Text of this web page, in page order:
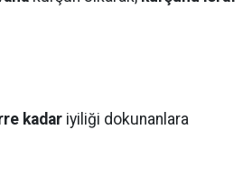
kadar iyiliği dokunanlara